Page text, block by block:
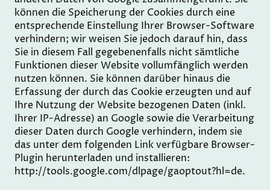
können die Speicherung der Cookies durch eine
entsprechende Einstellung Ihrer Browser-Software
verhindern; wir weisen Sie jedoch darauf hin, dass
Sie in diesem Fall gegebenenfalls nicht sämtliche
Funktionen dieser Website vollumfänglich werden
nutzen können. Sie können darüber hinaus die
Erfassung der durch das Cookie erzeugten und auf
Ihre Nutzung der Website bezogenen Daten (inkl.
Ihrer IP-Adresse) an Google sowie die Verarbeitung
dieser Daten durch Google verhindern, indem sie
das unter dem folgenden Link verfügbare Browser-
Plugin herunterladen und installieren:
http://tools.google.com/dlpage/gaoptout?hl=de.